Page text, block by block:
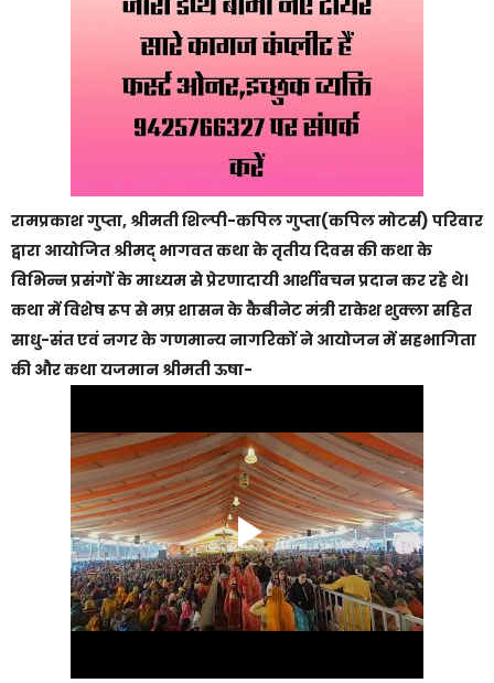
रामप्रकाश गुप्ता, श्रीमती शिल्पी-कपिल गुप्ता(कपिल मोटर्स) परिवार
द्वारा आयोजित श्रीमद् भागवत कथा के तृतीय दिवस की कथा के
विभिन्न प्रसंगों के माध्यम से प्रेरणादायी आर्शीवचन प्रदान कर रहे थे।
कथा में विशेष रूप से मप्र शासन के कैबीनेट मंत्री राकेश शुक्ला सहित
साधु-संत एवं नगर के गणमान्य नागरिकों ने आयोजन में सहभागिता
की और कथा यजमान श्रीमती ऊषा-